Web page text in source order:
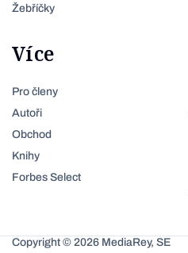
Žebříčky
Více
Pro členy
Autoři
Obchod
Knihy
Forbes Select
Copyright © 2026 MediaRey, SE